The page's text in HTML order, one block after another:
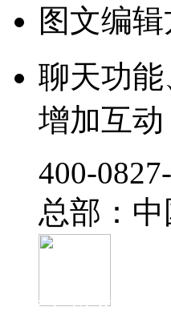
图文编
聊天功
增加互
‭400-
总部：
官方抖音